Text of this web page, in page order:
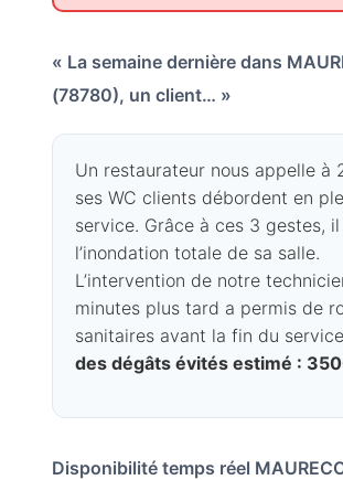
« La semaine dernière dans
(78780), un client… »
Un restaurateur nous appelle à
ses WC clients débordent en
service. Grâce à ces 3 gestes,
l’inondation totale de sa salle.
L’intervention de notre
minutes plus tard a permis de
sanitaires avant la fin du
des dégâts évités estimé :
Disponibilité temps réel